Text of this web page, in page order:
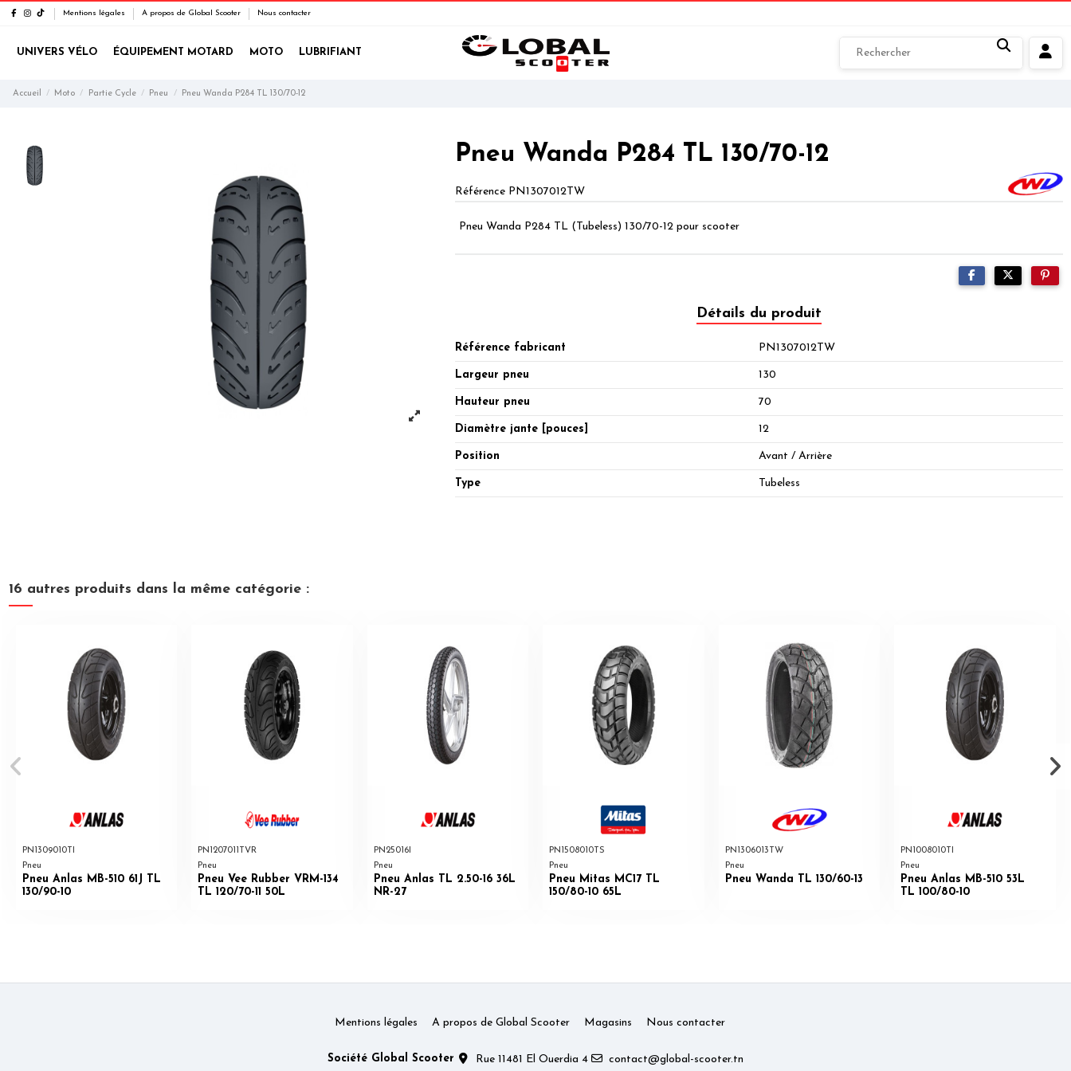
Mentions légales A propos de Global Scooter Nous contacter
UNIVERS VÉLO ÉQUIPEMENT MOTARD MOTO LUBRIFIANT
Accueil Moto Partie Cycle Pneu Pneu Wanda P284 TL 130/70-12
Pneu Wanda P284 TL 130/70-12
Référence PN1307012TW
Pneu Wanda P284 TL (Tubeless) 130/70-12 pour scooter
Détails du produit
Référence fabricant PN1307012TW
Largeur pneu 130
Hauteur pneu 70
Diamètre jante [pouces] 12
Position Avant / Arrière
Type Tubeless
16 autres produits dans la même catégorie :
PN1309010TI
Pneu
Pneu Anlas MB-510 61J TL
130/90-10
PN1207011TVR
Pneu
Pneu Vee Rubber VRM-134
TL 120/70-11 50L
PN25016I
Pneu
Pneu Anlas TL 2.50-16 36L
NR-27
PN1508010TS
Pneu
Pneu Mitas MC17 TL
150/80-10 65L
PN1306013TW
Pneu
Pneu Wanda TL 130/60-13
PN1008010TI
Pneu
Pneu Anlas MB-510 53L
TL 100/80-10
Mentions légales A propos de Global Scooter Magasins Nous contacter
Société Global Scooter Rue 11481 El Ouerdia 4 contact@global-scooter.tn